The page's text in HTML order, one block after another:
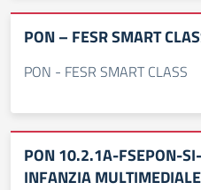
PON – FESR SMART
PON - FESR SMART CLASS
PON 10.2.1A-FSEPON-
INFANZIA